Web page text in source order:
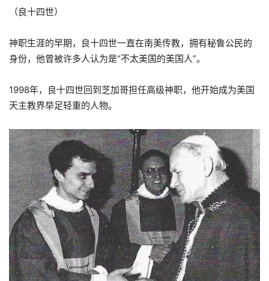
（良十四世）
神职生涯的早期，良十四世一直在南美传教，拥有秘鲁公民的
身份，他曾被许多人认为是“不太美国的美国人”。
1998年，良十四世回到芝加哥担任高级神职，他开始成为美国
天主教界举足轻重的人物。